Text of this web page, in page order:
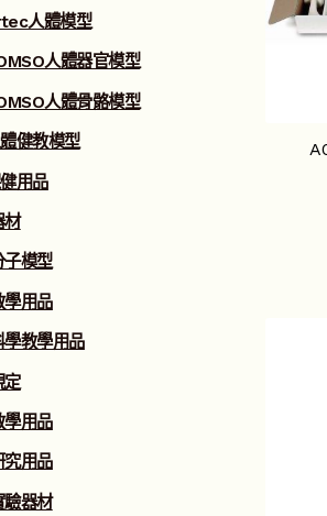
人體模型
人體器官模型
人體骨骼模型
健教模型
用品
材
子模型
學用品
學教學用品
定
學用品
究用品
驗器材